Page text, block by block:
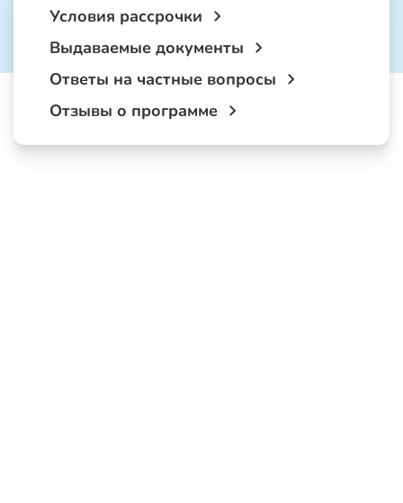
Условия рассрочки
Выдаваемые документы
Ответы на частные вопросы
Отзывы о программе